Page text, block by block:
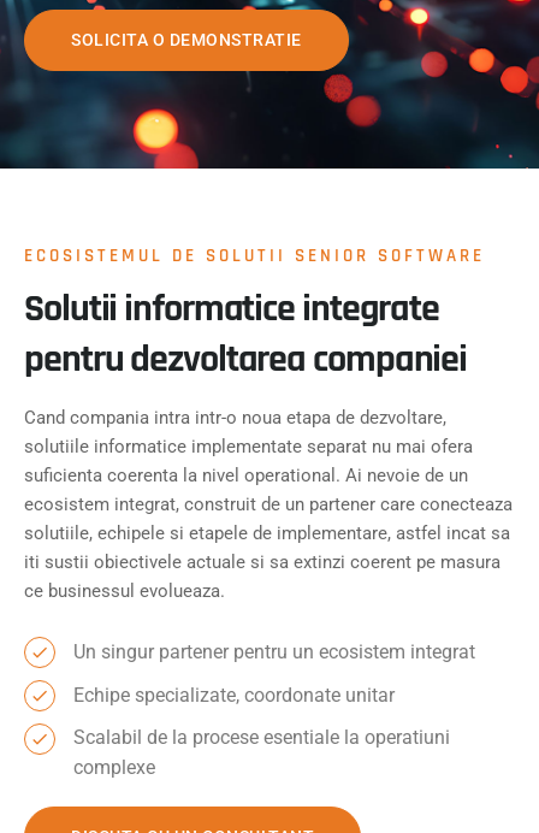
SOLICITA O DEMONSTRATIE
ECOSISTEMUL DE SOLUTII SENIOR SOFTWARE
Solutii informatice integrate
pentru dezvoltarea companiei
Cand compania intra intr-o noua etapa de dezvoltare,
solutiile informatice implementate separat nu mai ofera
suficienta coerenta la nivel operational. Ai nevoie de un
ecosistem integrat, construit de un partener care conecteaza
solutiile, echipele si etapele de implementare, astfel incat sa
iti sustii obiectivele actuale si sa extinzi coerent pe masura
ce businessul evolueaza.
Un singur partener pentru un ecosistem integrat
Echipe specializate, coordonate unitar
Scalabil de la procese esentiale la operatiuni
complexe